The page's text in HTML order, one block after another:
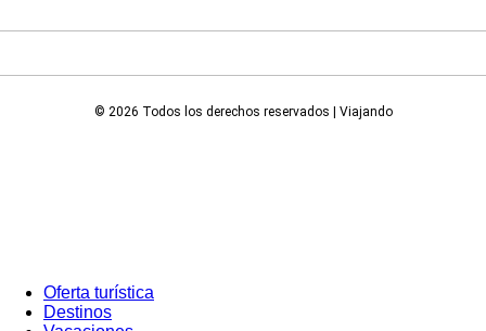
© 2026 Todos los derechos reservados | Viajando
Oferta turística
Destinos